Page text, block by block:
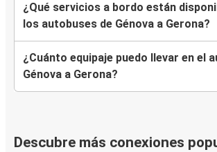
¿Qué servicios a bordo están
los autobuses de Génova a Gerona?
¿Cuánto equipaje puedo llevar en el
Génova a Gerona?
Descubre más conexiones